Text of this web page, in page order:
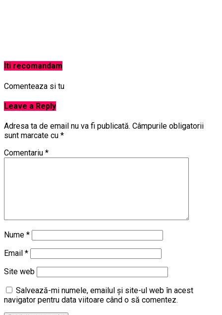
Iti recomandam
Comenteaza si tu
Leave a Reply
Adresa ta de email nu va fi publicată. Câmpurile obligatorii
sunt marcate cu *
Comentariu *
Nume *
Email *
Site web
Salvează-mi numele, emailul și site-ul web în acest
navigator pentru data viitoare când o să comentez.